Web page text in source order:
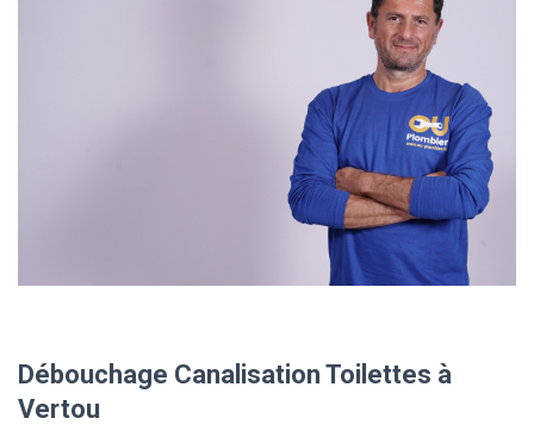
Débouchage Canalisation Toilettes à
Vertou